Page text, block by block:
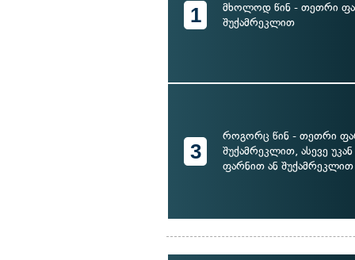
1
მხოლოდ წინ - თეთრი
შუქამრეკლით
3
როგორც წინ - თეთრი
შუქამრეკლით, ასევე
ფარნით ან შუქამრეკლით